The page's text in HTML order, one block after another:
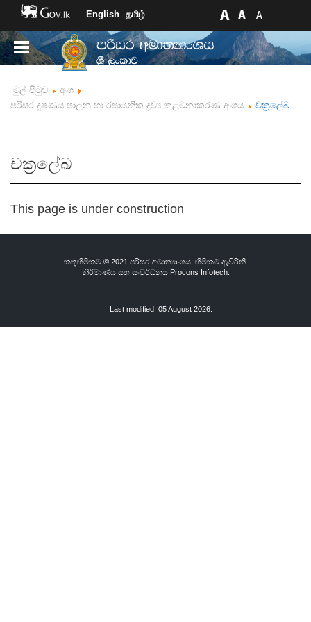
English தமிழ்
මුල් පිටුව
අංශ
පරිසර දූෂණය පාලන හා රසායනික ද්‍රව්‍ය කළමනාකරණ අංශය
චක්‍රලේඛ
චක්‍රලේඛ
This page is under construction
කතුහිමිකම © 2021 පරිසර අමාත්‍යාංශය. හිමිකම් ඇවිරිනි.
නිර්මාණය සහ සංවර්ධනය Procons Infotech.
Last modified: 05 August 2026.